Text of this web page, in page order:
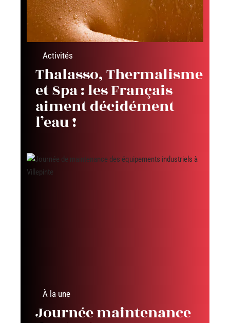
Activités
Thalasso, Thermalisme
et Spa : les Français
aiment décidément
l’eau !
À la une
Journée maintenance